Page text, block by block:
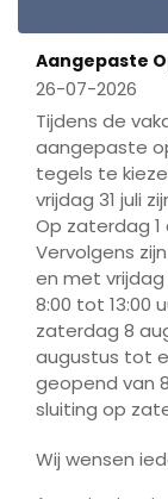
Aangepaste
26-07-2026
Tijdens de
aangepaste
tegels te
vrijdag 31 juli
Op zaterdag
Vervolgens
en met
8:00 tot 13:00
zaterdag 8
augustus tot
geopend van
sluiting op
Wij wensen